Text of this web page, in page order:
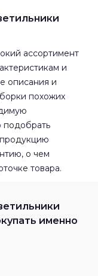
ассортимент
и
описания и
похожих
подобрать
о чем
товара.
именно